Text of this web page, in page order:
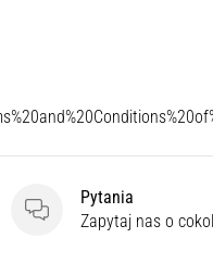
Pytania
Pytania
Zapytaj nas o